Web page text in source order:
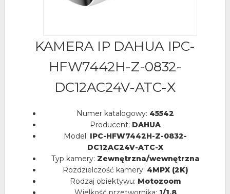
KAMERA IP DAHUA IPC-
HFW7442H-Z-0832-
DC12AC24V-ATC-X
Numer katalogowy: 45542
Producent: DAHUA
Model: IPC-HFW7442H-Z-0832-
DC12AC24V-ATC-X
Typ kamery: Zewnętrzna/wewnętrzna
Rozdzielczość kamery: 4MPX (2K)
Rodzaj obiektywu: Motozoom